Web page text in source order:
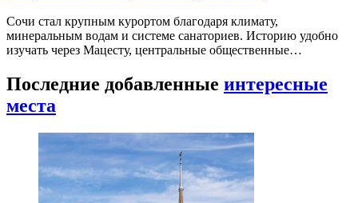
Сочи стал крупным курортом благодаря климату,
минеральным водам и системе санаториев. Историю удобно
изучать через Мацесту, центральные общественные…
Последние добавленные интересные
места